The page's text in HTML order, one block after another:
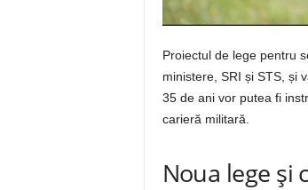
Proiectul de lege pentru
ministere, SRI și STS, și
35 de ani vor putea fi
carieră militară.
Noua lege și